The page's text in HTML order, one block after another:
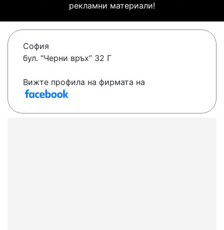
рекламни материали!
София
бул. "Черни връх” 32 Г
Вижте профила на фирмата на